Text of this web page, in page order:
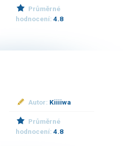
Průměrné
hodnocení:4.8
Autor: Kiiiiwa
Průměrné
hodnocení:4.8